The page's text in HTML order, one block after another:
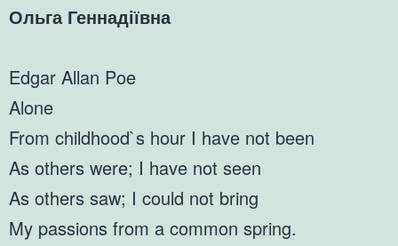
Ольга Геннадіївна
Edgar Allan Poe
Alone
From childhood`s hour I have not been
As others were; I have not seen
As others saw; I could not bring
My passions from a common spring.